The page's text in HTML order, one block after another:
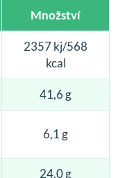
Množství
2357 kj/568
kcal
41,6 g
6,1 g
24,0 g